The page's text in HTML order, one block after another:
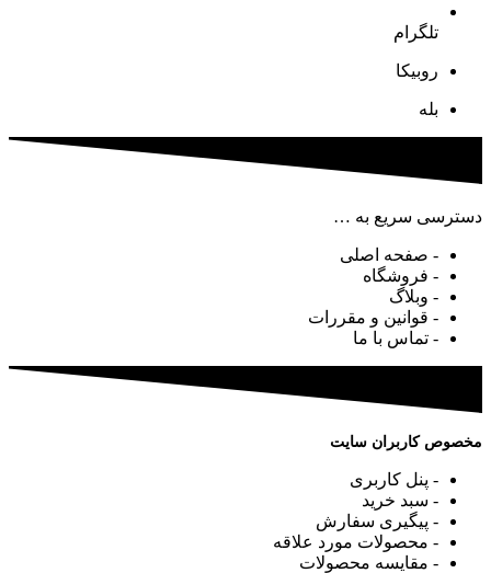
تلگرام
روبیکا
بله
دسترسی سریع به …
- صفحه اصلی
- فروشگاه
- وبلاگ
- قوانین و مقررات
- تماس با ما
مخصوص کاربران سایت
- پنل کاربری
- سبد خرید
- پیگیری سفارش
- محصولات مورد علاقه
- مقایسه محصولات